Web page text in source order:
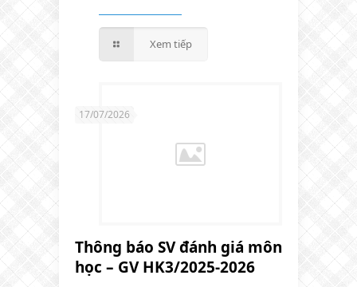
Xem tiếp
17/07/2026
Thông báo SV đánh giá môn
học – GV HK3/2025-2026